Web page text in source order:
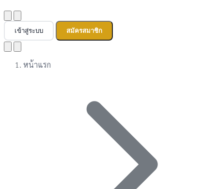
เข้าสู่ระบบ สมัครสมาชิก
หน้าแรก